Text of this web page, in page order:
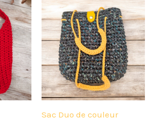
Sac Duo de couleur